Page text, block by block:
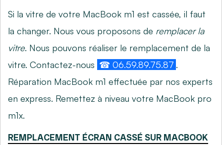
Si la vitre de votre MacBook m1 est cassée, il faut
la changer. Nous vous proposons de remplacer la
vitre. Nous pouvons réaliser le remplacement de la
vitre. Contactez-nous ☎ 06.59.89.75.87 .
Réparation MacBook m1 effectuée par nos experts
en express. Remettez à niveau votre MacBook pro
m1x.
REMPLACEMENT ÉCRAN CASSÉ SUR MACBOOK